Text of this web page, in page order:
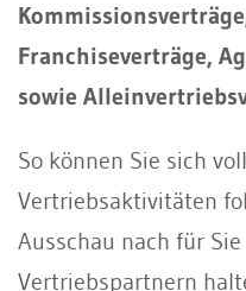
Franchiseverträge,
sowie
So können Sie sich
Vertriebsaktivitäten
Ausschau nach für
Vertriebspartnern